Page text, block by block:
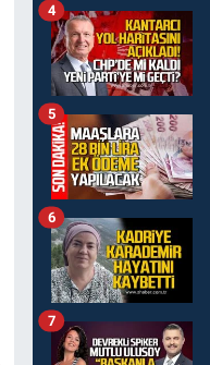
4
5
6
7